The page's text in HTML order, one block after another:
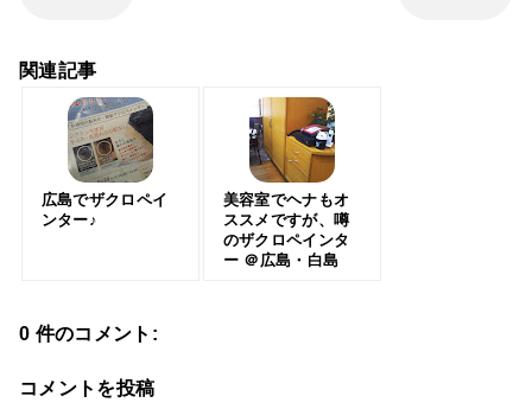
関連記事
広島でザクロペイ
ンター♪
美容室でヘナもオ
ススメですが、噂
のザクロペインタ
ー ＠広島・白島
0 件のコメント:
コメントを投稿